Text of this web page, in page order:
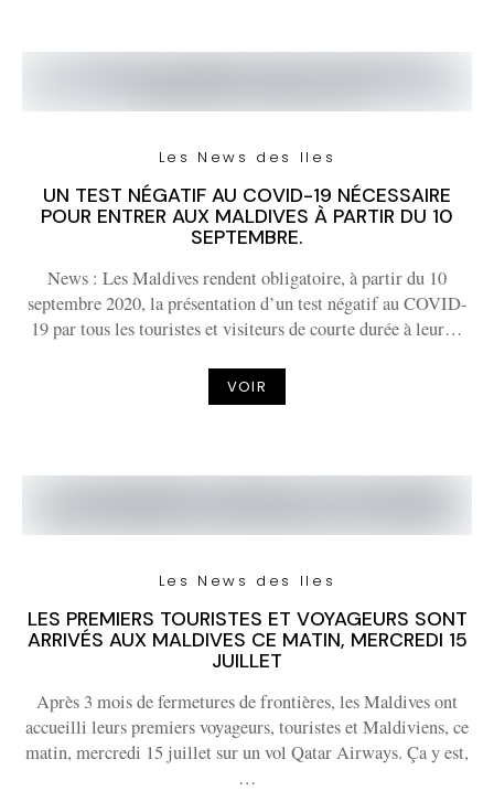
Les News des Iles
UN TEST NÉGATIF AU COVID-19 NÉCESSAIRE
POUR ENTRER AUX MALDIVES À PARTIR DU 10
SEPTEMBRE.
News : Les Maldives rendent obligatoire, à partir du 10
septembre 2020, la présentation d’un test négatif au COVID-
19 par tous les touristes et visiteurs de courte durée à leur…
VOIR
Les News des Iles
LES PREMIERS TOURISTES ET VOYAGEURS SONT
ARRIVÉS AUX MALDIVES CE MATIN, MERCREDI 15
JUILLET
Après 3 mois de fermetures de frontières, les Maldives ont
accueilli leurs premiers voyageurs, touristes et Maldiviens, ce
matin, mercredi 15 juillet sur un vol Qatar Airways. Ça y est,
…